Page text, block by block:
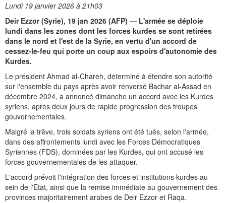
Lundi 19 janvier 2026 à 21h03
Deir Ezzor (Syrie), 19 jan 2026 (AFP) — L'armée se déploie
lundi dans les zones dont les forces kurdes se sont retirées
dans le nord et l'est de la Syrie, en vertu d'un accord de
cessez-le-feu qui porte un coup aux espoirs d'autonomie des
Kurdes.
Le président Ahmad al-Chareh, déterminé à étendre son autorité
sur l'ensemble du pays après avoir renversé Bachar al-Assad en
décembre 2024, a annoncé dimanche un accord avec les Kurdes
syriens, après deux jours de rapide progression des troupes
gouvernementales.
Malgré la trêve, trois soldats syriens ont été tués, selon l'armée,
dans des affrontements lundi avec les Forces Démocratiques
Syriennes (FDS), dominées par les Kurdes, qui ont accusé les
forces gouvernementales de les attaquer.
L'accord prévoit l'intégration des forces et institutions kurdes au
sein de l'Etat, ainsi que la remise immédiate au gouvernement des
provinces majoritairement arabes de Deir Ezzor et Raqa.